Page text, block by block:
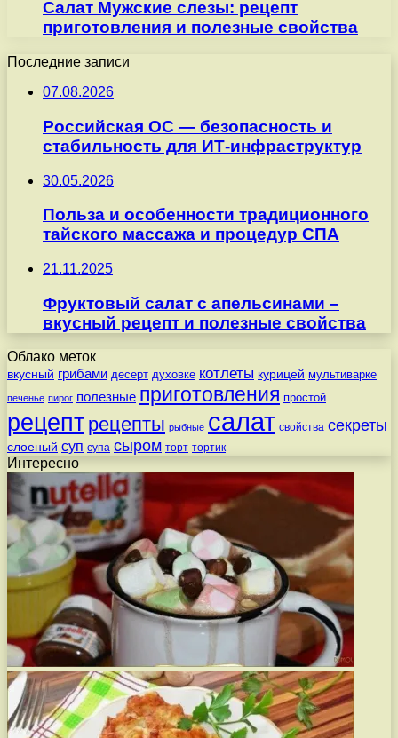
Салат Мужские слезы: рецепт
приготовления и полезные свойства
Последние записи
07.08.2026
Российская ОС — безопасность и
стабильность для ИТ-инфраструктур
30.05.2026
Польза и особенности традиционного
тайского массажа и процедур СПА
21.11.2025
Фруктовый салат с апельсинами –
вкусный рецепт и полезные свойства
Облако меток
вкусный грибами десерт духовке котлеты курицей мультиварке
печенье пирог полезные приготовления простой
рецепт рецепты рыбные салат свойства секреты
слоеный суп супа сыром торт тортик
Интересно